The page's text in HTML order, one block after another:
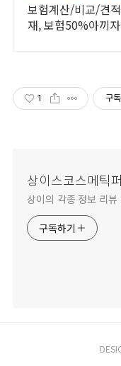
보험계산/비교/견
재, 보험50%아끼
1 구
상이스코스메틱
상이의 각종 정보 리뷰
구독하기